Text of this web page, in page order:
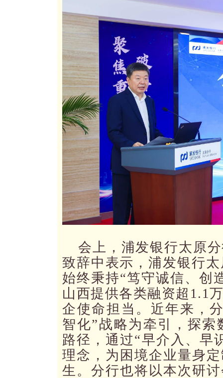
会上，浦发银行太原
致辞中表示，浦发银行
始终秉持“笃守诚信、创
山西提供各类融资超1.1
企使命担当。近年来，
智化”战略为牵引，探
路径，通过“早介入、早
理念，为困境企业量身
生。分行也将以本次研